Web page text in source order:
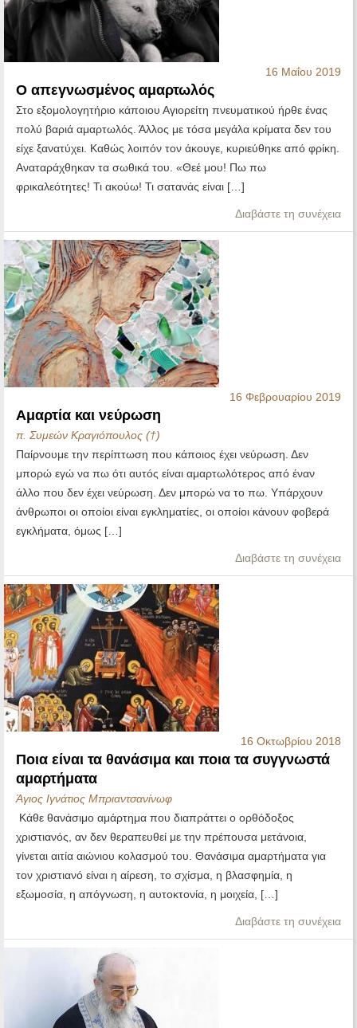
16 Μαΐου 2019
Ο απεγνωσμένος αμαρτωλός
Στο εξομολογητήριο κάποιου Αγιορείτη πνευματικού ήρθε ένας
πολύ βαριά αμαρτωλός. Άλλος με τόσα μεγάλα κρίματα δεν του
είχε ξανατύχει. Καθώς λοιπόν τον άκουγε, κυριεύθηκε από φρίκη.
Αναταράχθηκαν τα σωθικά του. «Θεέ μου! Πω πω
φρικαλεότητες! Τι ακούω! Τι σατανάς είναι […]
Διαβάστε τη συνέχεια
16 Φεβρουαρίου 2019
Αμαρτία και νεύρωση
π. Συμεών Κραγιόπουλος (†)
Παίρνουμε την περίπτωση που κάποιος έχει νεύρωση. Δεν
μπορώ εγώ να πω ότι αυτός είναι αμαρτωλότερος από έναν
άλλο που δεν έχει νεύρωση. Δεν μπορώ να το πω. Υπάρχουν
άνθρωποι οι οποίοι είναι εγκληματίες, οι οποίοι κάνουν φοβερά
εγκλήματα, όμως […]
Διαβάστε τη συνέχεια
16 Οκτωβρίου 2018
Ποια είναι τα θανάσιμα και ποια τα συγγνωστά
αμαρτήματα
Άγιος Ιγνάτιος Μπριαντσανίνωφ
Κάθε θανάσιμο αμάρτημα που διαπράττει ο ορθόδοξος
χριστιανός, αν δεν θεραπευθεί με την πρέπουσα μετάνοια,
γίνεται αιτία αιώνιου κολασμού του. Θανάσιμα αμαρτήματα για
τον χριστιανό είναι η αίρεση, το σχίσμα, η βλασφημία, η
εξωμοσία, η απόγνωση, η αυτοκτονία, η μοιχεία, […]
Διαβάστε τη συνέχεια